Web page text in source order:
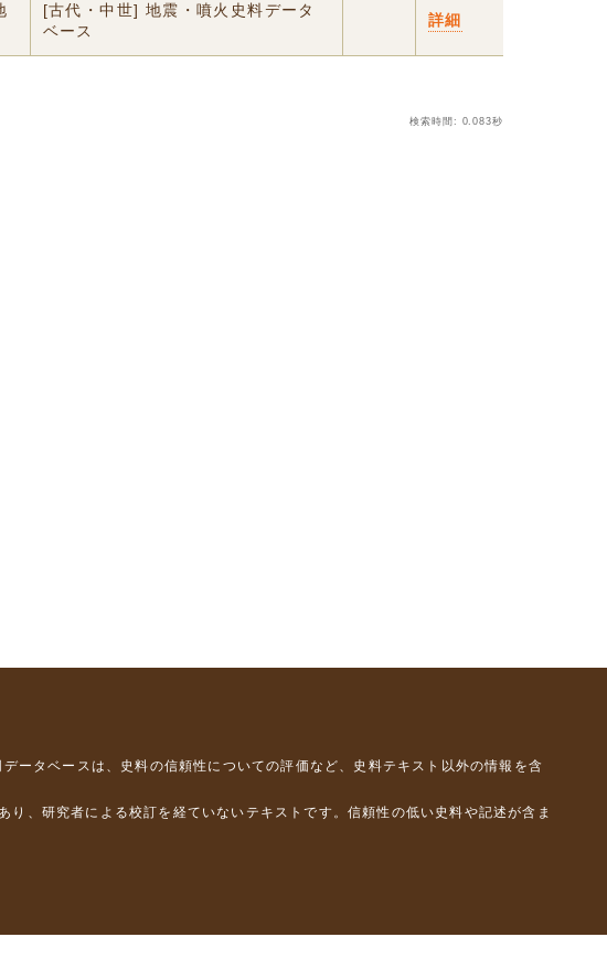
[古代・中世] 地震・噴火史料データ
ベース
詳細
検索時間: 0.083秒
ータベースは、史料の信頼性についての評価など、史料テキスト以外の情報を含
、研究者による校訂を経ていないテキストです。信頼性の低い史料や記述が含ま